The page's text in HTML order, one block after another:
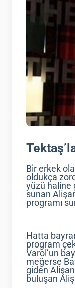
Bir erkek
oldukça
yüzü haline
sunan
programı
Hatta
program
Varol’un
meğerse
giden
buluşan